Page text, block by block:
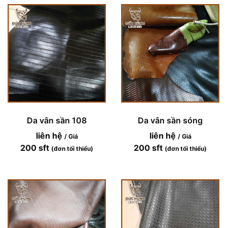
Da vân sần 108
liên hệ / Giá
200 sft (đơn tối thiểu)
Da vân sần sóng
liên hệ / Giá
200 sft (đơn tối thiểu)